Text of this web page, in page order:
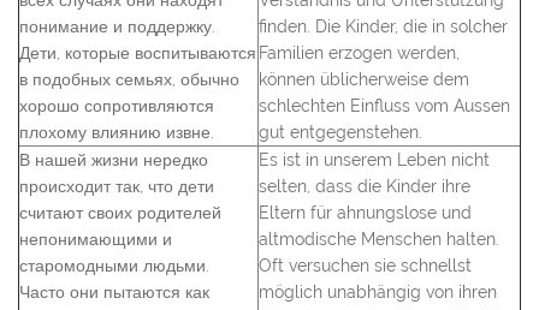
понимание и поддержку.
Дети, которые воспитываются
в подобных семьях, обычно
хорошо сопротивляются
плохому влиянию извне.
finden. Die Kinder, die in solcher
Familien erzogen werden,
können üblicherweise dem
schlechten Einfluss vom Aussen
gut entgegenstehen.
В нашей жизни нередко
происходит так, что дети
считают своих родителей
непонимающими и
старомодными людьми.
Часто они пытаются как
Es ist in unserem Leben nicht
selten, dass die Kinder ihre
Eltern für ahnungslose und
altmodische Menschen halten.
Oft versuchen sie schnellst
möglich unabhängig von ihren